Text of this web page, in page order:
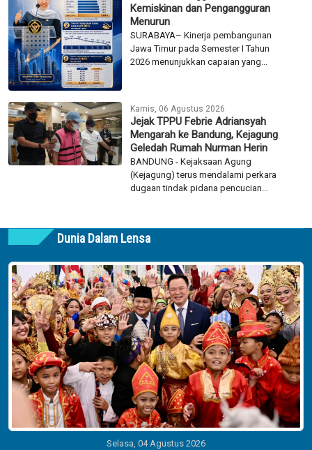
Kemiskinan dan Pengangguran
Menurun
SURABAYA– Kinerja pembangunan
Jawa Timur pada Semester I Tahun
2026 menunjukkan capaian yang...
Kamis, 06 Agustus 2026
Jejak TPPU Febrie Adriansyah
Mengarah ke Bandung, Kejagung
Geledah Rumah Nurman Herin
BANDUNG - Kejaksaan Agung
(Kejagung) terus mendalami perkara
dugaan tindak pidana pencucian...
Dunia Dalam Lensa
Selasa, 04 Agustus 2026